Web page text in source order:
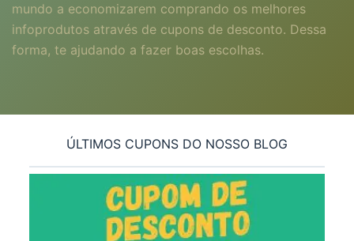
mundo a economizarem comprando os melhores
infoprodutos através de cupons de desconto. Dessa
forma, te ajudando a fazer boas escolhas.
ÚLTIMOS CUPONS DO NOSSO BLOG